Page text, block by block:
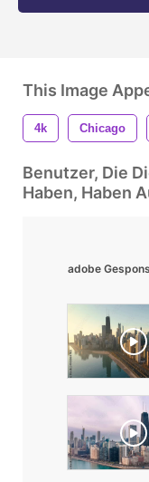
This Image
4k Chicago
Benutzer, Die
Haben, Haben
adobe